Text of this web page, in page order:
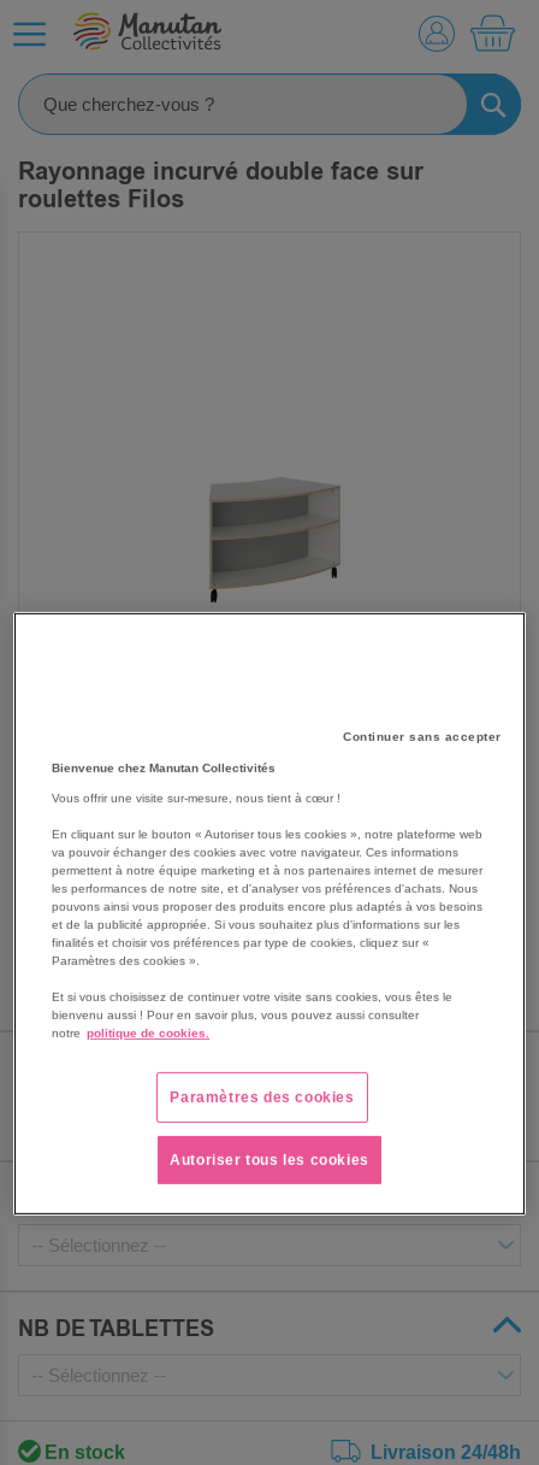
Rayonnage incurvé double face sur
roulettes Filos
SKIP
BEGINNING
GALLERY
Les avantages
Créez des séparations dans votre espace avec les
rayonnages double face mobiles
Chants PVC striés imitation bois
Sur roulettes Ø 10 cm
NB DE TABLETTES
En stock Livraison 24/48h
Continuer sans accepter
Bienvenue chez Manutan Collectivités
Vous offrir une visite sur-mesure, nous tient à cœur !
En cliquant sur le bouton « Autoriser tous les cookies », notre plateforme web
va pouvoir échanger des cookies avec votre navigateur. Ces informations
permettent à notre équipe marketing et à nos partenaires internet de mesurer
les performances de notre site, et d'analyser vos préférences d'achats. Nous
pouvons ainsi vous proposer des produits encore plus adaptés à vos besoins
et de la publicité appropriée. Si vous souhaitez plus d'informations sur les
finalités et choisir vos préférences par type de cookies, cliquez sur «
Paramètres des cookies ».
Et si vous choisissez de continuer votre visite sans cookies, vous êtes le
bienvenu aussi ! Pour en savoir plus, vous pouvez aussi consulter
notre politique de cookies.
Paramètres des cookies
Autoriser tous les cookies